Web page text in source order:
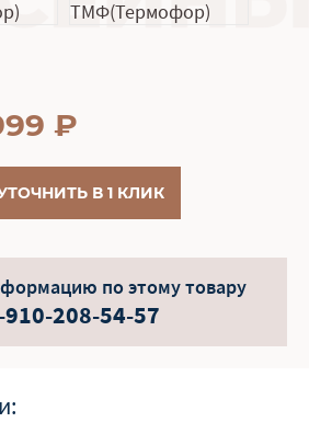
₽
В 1 КЛИК
по этому товару
910-208-54-57